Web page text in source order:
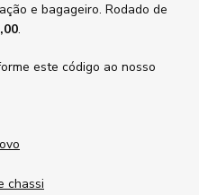
e bagageiro. Rodado de
.
este código ao nosso
chassi